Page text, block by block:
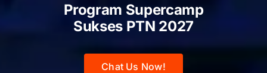
Program Supercamp
Sukses PTN 2027
Chat Us Now!